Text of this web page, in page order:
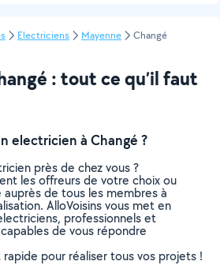
Electriciens Mayenne Changé
: tout ce qu’il faut
electricien à Changé ?
près de chez vous ?
les offreurs de votre choix ou
de tous les membres à
AlloVoisins vous met en
professionnels et
de vous répondre
pour réaliser tous vos projets !